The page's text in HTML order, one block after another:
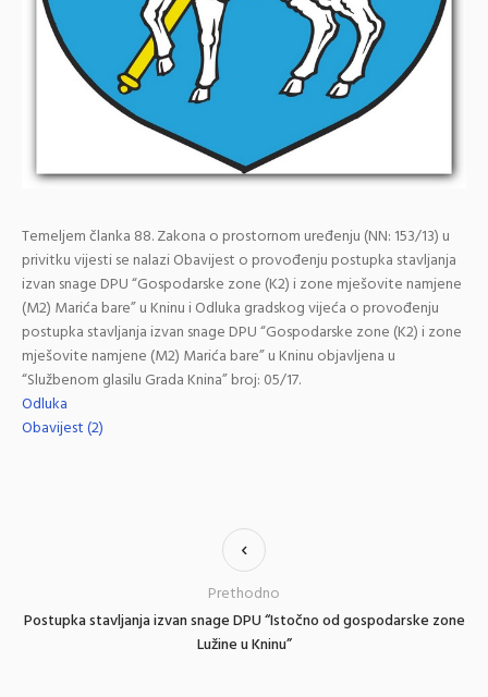
Temeljem članka 88. Zakona o prostornom uređenju (NN: 153/13) u
privitku vijesti se nalazi Obavijest o provođenju postupka stavljanja
izvan snage DPU “Gospodarske zone (K2) i zone mješovite namjene
(M2) Marića bare” u Kninu i Odluka gradskog vijeća o provođenju
postupka stavljanja izvan snage DPU “Gospodarske zone (K2) i zone
mješovite namjene (M2) Marića bare” u Kninu objavljena u
“Službenom glasilu Grada Knina” broj: 05/17.
Odluka
Obavijest (2)
Postupka stavljanja izvan snage DPU “Istočno od gospodarske zone
Lužine u Kninu”
Prethodno